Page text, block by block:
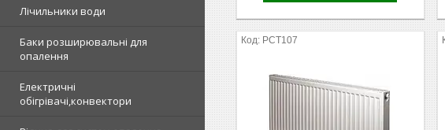
Лічильники води
Баки розширювальні для
опалення
Електричні
обігрівачі,конвектори
РСТ107